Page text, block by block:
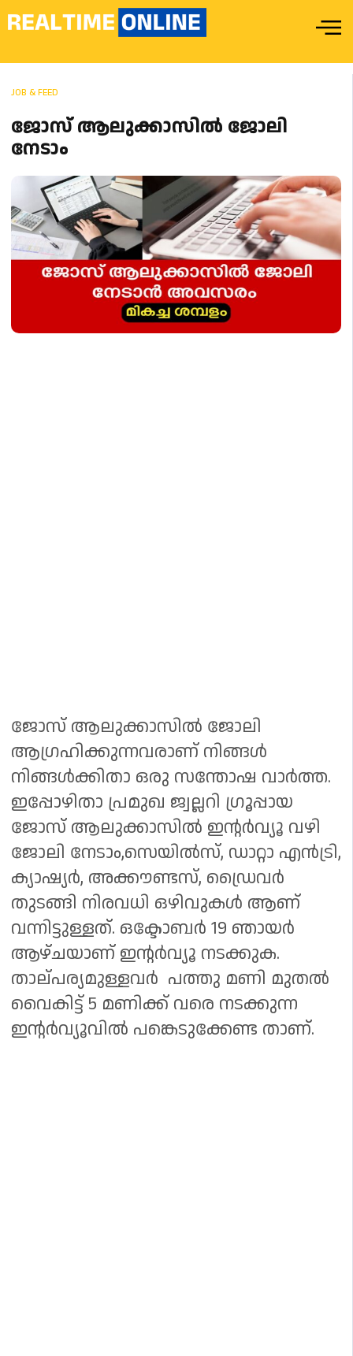
JOB & FEED
ജോസ് ആലുക്കാസിൽ ജോലി
നേടാം
ജോസ് ആലുക്കാസിൽ ജോലി
ആഗ്രഹിക്കുന്നവരാണ് നിങ്ങൾ
നിങ്ങൾക്കിതാ ഒരു സന്തോഷ വാർത്ത.
ഇപ്പോഴിതാ പ്രമുഖ ജ്വല്ലറി ഗ്രൂപ്പായ
ജോസ് ആലുക്കാസിൽ ഇന്റർവ്യൂ വഴി
ജോലി നേടാം,സെയിൽസ്‌, ഡാറ്റാ എൻട്രി,
ക്യാഷ്യർ, അക്കൗണ്ടസ്, ഡ്രൈവർ
തുടങ്ങി നിരവധി ഒഴിവുകൾ ആണ്
വന്നിട്ടുള്ളത്. ഒക്ടോബർ 19 ഞായർ
ആഴ്ചയാണ് ഇന്റർവ്യൂ നടക്കുക.
താല്പര്യമുള്ളവർ പത്തു മണി മുതൽ
വൈകിട്ട് 5 മണിക്ക് വരെ നടക്കുന്ന
ഇന്റർവ്യൂവിൽ പങ്കെടുക്കേണ്ട താണ്.